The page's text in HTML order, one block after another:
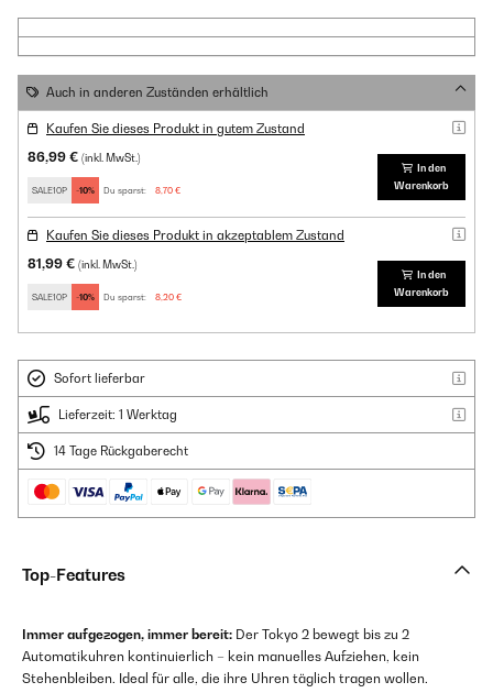
Auch in anderen Zuständen erhältlich
Kaufen Sie dieses Produkt in gutem Zustand
86,99 € (inkl. MwSt.)
SALE10P -10% Du sparst: 8,70 €
In den
Warenkorb
Kaufen Sie dieses Produkt in akzeptablem Zustand
81,99 € (inkl. MwSt.)
SALE10P -10% Du sparst: 8,20 €
In den
Warenkorb
Sofort lieferbar
Lieferzeit: 1 Werktag
14 Tage Rückgaberecht
Top-Features
Immer aufgezogen, immer bereit: Der Tokyo 2 bewegt bis zu 2
Automatikuhren kontinuierlich – kein manuelles Aufziehen, kein
Stehenbleiben. Ideal für alle, die ihre Uhren täglich tragen wollen.